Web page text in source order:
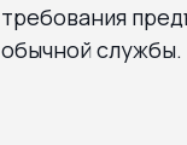
требования
обычной службы.